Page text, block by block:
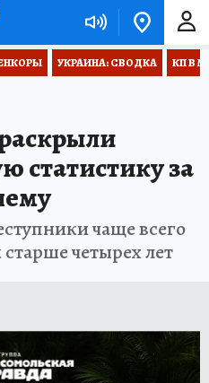
УКРАИНА: СВОДКА КП В
статистику за
чаще всего
четырех лет